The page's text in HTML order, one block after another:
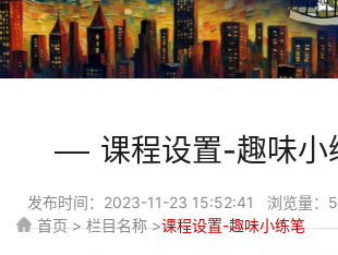
课程设置-趣味小
发布时间：2023-11-23 15:52:41 浏览量
首页 > 栏目名称 >课程设置-趣味小练笔